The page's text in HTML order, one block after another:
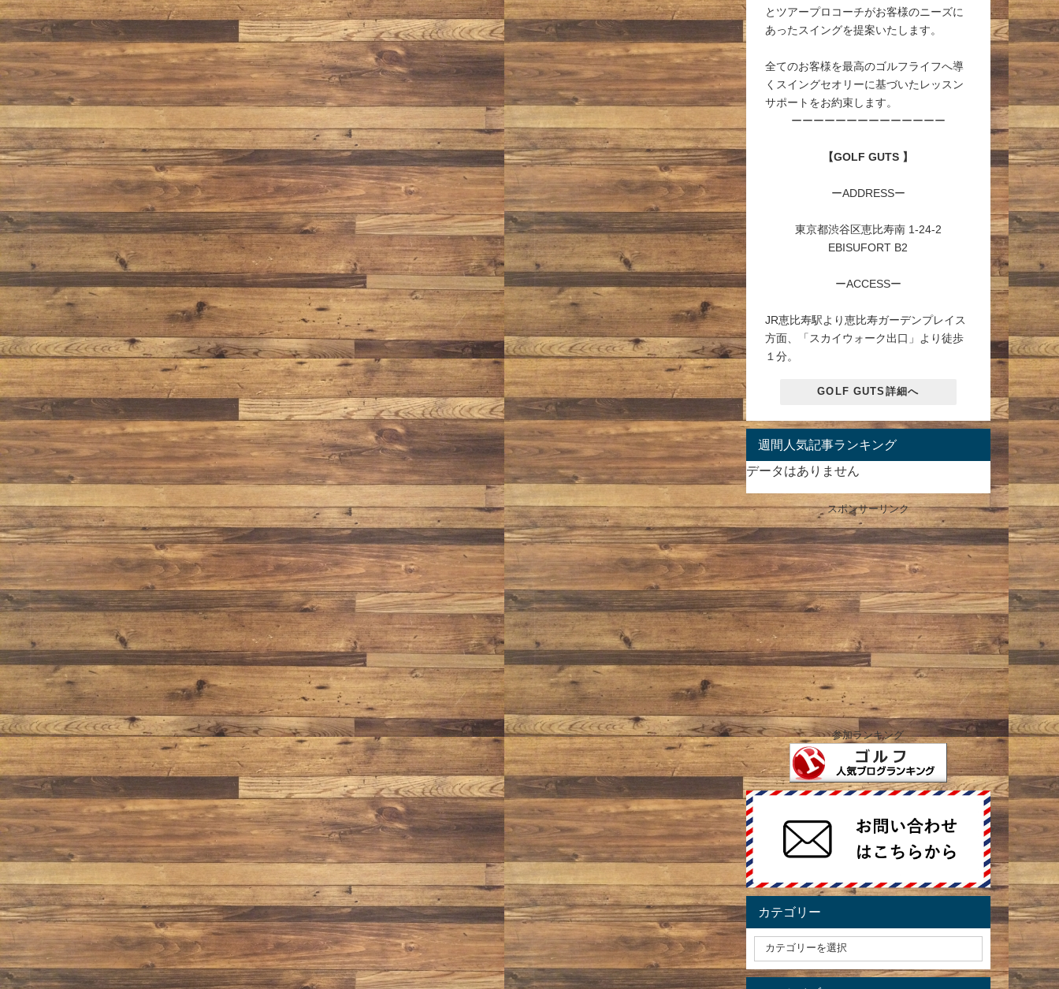
とツアープロコーチがお客様のニーズに
あったスイングを提案いたします。
全てのお客様を最高のゴルフライフへ導
くスイングセオリーに基づいたレッスン
サポートをお約束します。
ーーーーーーーーーーーーーー
【GOLF GUTS 】
ーADDRESSー
東京都渋谷区恵比寿南 1-24-2
EBISUFORT B2
ーACCESSー
JR恵比寿駅より恵比寿ガーデンプレイス
方面、「スカイウォーク出口」より徒歩
１分。
GOLF GUTS詳細へ
週間人気記事ランキング
データはありません
スポンサーリンク
参加ランキング
カテゴリー